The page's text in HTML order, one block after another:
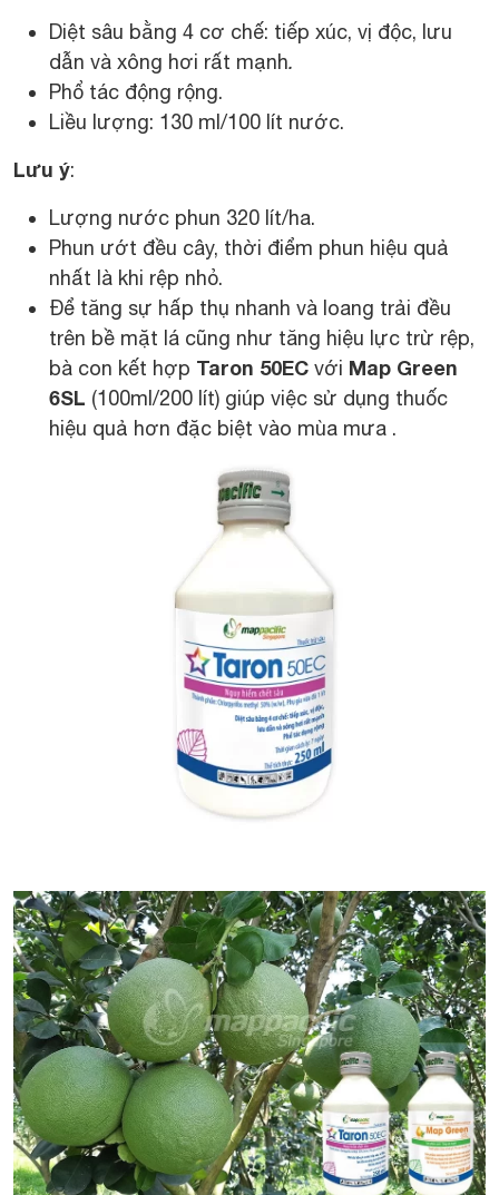
Diệt sâu bằng 4 cơ chế: tiếp xúc, vị độc, lưu
dẫn và xông hơi rất mạnh.
Phổ tác động rộng.
Liều lượng: 130 ml/100 lít nước.
Lưu ý:
Lượng nước phun 320 lít/ha.
Phun ướt đều cây, thời điểm phun hiệu quả
nhất là khi rệp nhỏ.
Để tăng sự hấp thụ nhanh và loang trải đều
trên bề mặt lá cũng như tăng hiệu lực trừ rệp,
bà con kết hợp Taron 50EC với Map Green
6SL (100ml/200 lít) giúp việc sử dụng thuốc
hiệu quả hơn đặc biệt vào mùa mưa .